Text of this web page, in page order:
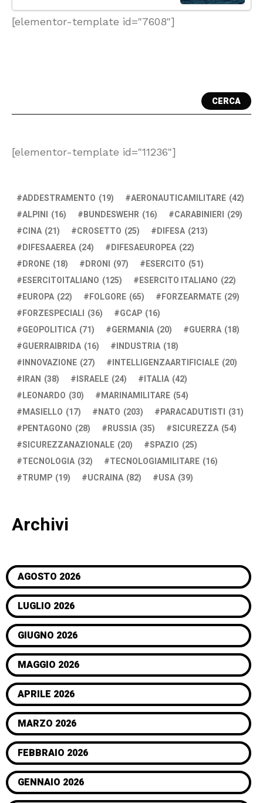
[elementor-template id="7608"]
CERCA
[elementor-template id="11236"]
ADDESTRAMENTO (19) AERONAUTICAMILITARE (42)
ALPINI (16) BUNDESWEHR (16) CARABINIERI (29)
CINA (21) CROSETTO (25) DIFESA (213)
DIFESAAEREA (24) DIFESAEUROPEA (22)
DRONE (18) DRONI (97) ESERCITO (51)
ESERCITOITALIANO (125) ESERCITO ITALIANO (22)
EUROPA (22) FOLGORE (65) FORZEARMATE (29)
FORZESPECIALI (36) GCAP (16)
GEOPOLITICA (71) GERMANIA (20) GUERRA (18)
GUERRAIBRIDA (16) INDUSTRIA (18)
INNOVAZIONE (27) INTELLIGENZAARTIFICIALE (20)
IRAN (38) ISRAELE (24) ITALIA (42)
LEONARDO (30) MARINAMILITARE (54)
MASIELLO (17) NATO (203) PARACADUTISTI (31)
PENTAGONO (28) RUSSIA (35) SICUREZZA (54)
SICUREZZANAZIONALE (20) SPAZIO (25)
TECNOLOGIA (32) TECNOLOGIAMILITARE (16)
TRUMP (19) UCRAINA (82) USA (39)
Archivi
AGOSTO 2026
LUGLIO 2026
GIUGNO 2026
MAGGIO 2026
APRILE 2026
MARZO 2026
FEBBRAIO 2026
GENNAIO 2026